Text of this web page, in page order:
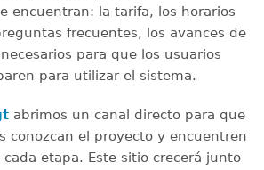
encuentran: la tarifa, los horarios
frecuentes, los avances de
para que los usuarios
para utilizar el sistema.
abrimos un canal directo para que
conozcan el proyecto y encuentren
etapa. Este sitio crecerá junto